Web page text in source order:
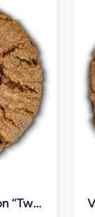
Vondelkoek – Revolution “Twist van Jonnie Boer”